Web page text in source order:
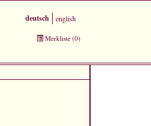
english
deutsch
Merkliste (0)